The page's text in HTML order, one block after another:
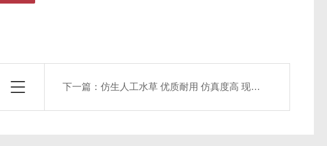
下一篇： 仿生人工水草 优质耐用 仿真度高 现货直发